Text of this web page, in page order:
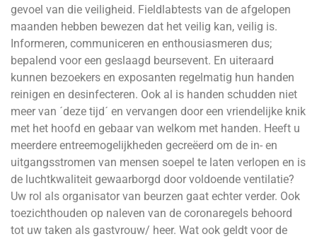
gevoel van die veiligheid. Fieldlabtests van de afgelopen
maanden hebben bewezen dat het veilig kan, veilig is.
Informeren, communiceren en enthousiasmeren dus;
bepalend voor een geslaagd beursevent. En uiteraard
kunnen bezoekers en exposanten regelmatig hun handen
reinigen en desinfecteren. Ook al is handen schudden niet
meer van ´deze tijd´ en vervangen door een vriendelijke knik
met het hoofd en gebaar van welkom met handen. Heeft u
meerdere entreemogelijkheden gecreëerd om de in- en
uitgangsstromen van mensen soepel te laten verlopen en is
de luchtkwaliteit gewaarborgd door voldoende ventilatie?
Uw rol als organisator van beurzen gaat echter verder. Ook
toezichthouden op naleven van de coronaregels behoord
tot uw taken als gastvrouw/ heer. Wat ook geldt voor de